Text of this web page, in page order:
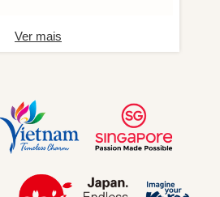
Ver mais